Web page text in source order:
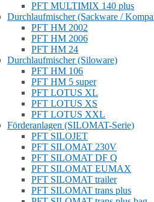
PFT MULTIMIX 140 plus
Durchlaufmischer (Sackware /
PFT HM 2002
PFT HM 2006
PFT HM 24
Durchlaufmischer (Siloware)
PFT HM 106
PFT HM 5 super
PFT LOTUS XL
PFT LOTUS XS
PFT LOTUS XXL
Förderanlagen (SILOMAT-Serie)
PFT SILOJET
PFT SILOMAT 230V
PFT SILOMAT DF Q
PFT SILOMAT EUMAX
PFT SILOMAT trailer
PFT SILOMAT trans plus